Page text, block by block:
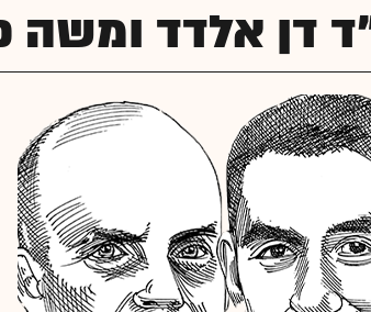
דן אלדד ומשה